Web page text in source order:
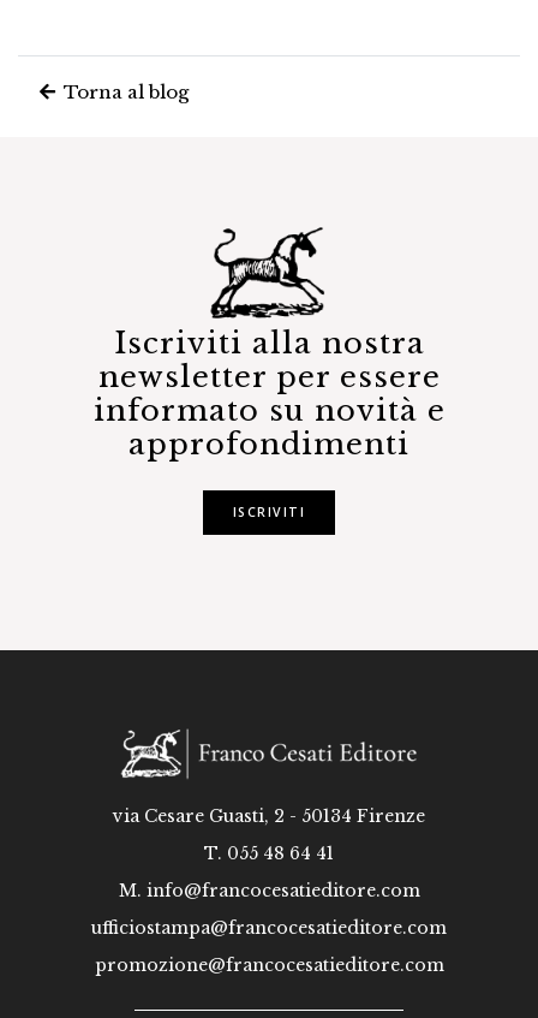
Torna al blog
Iscriviti alla nostra
newsletter per essere
informato su novità e
approfondimenti
ISCRIVITI
via Cesare Guasti, 2 - 50134 Firenze
T. 055 48 64 41
M. info@francocesatieditore.com
ufficiostampa@francocesatieditore.com
promozione@francocesatieditore.com